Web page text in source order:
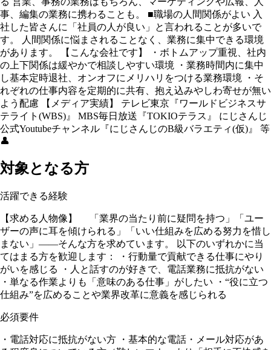
事、編集の業務に携わることも。 ■職場の人間関係がよい 入
社した皆さんに「社員の人が良い」と言われることが多いで
す。 人間関係に悩まされることなく、業務に集中できる環境
があります。 【こんな会社です】 ・ボトムアップ重視、社内
の上下関係は緩やかで相談しやすい環境 ・業務時間内に集中
し基本定時退社、オンオフにメリハリをつける業務環境 ・そ
れぞれの仕事内容を定期的に共有、抱え込みやしわ寄せが無い
よう配慮 【メディア実績】 テレビ東京『ワールドビジネスサ
テライト(WBS)』 MBS毎日放送『TOKIOテラス』 にじさんじ
公式Youtubeチャンネル『にじさんじのB級バラエティ(仮)』 等
👤
対象となる方
活躍できる経験
【求める人物像】 「業界の当たり前に疑問を持つ」「ユー
ザーの声に耳を傾けられる」「いい仕組みを広める努力を惜し
まない」——そんな方を求めています。 以下のいずれかに当
てはまる方を歓迎します： ・行動量で貢献できる仕事にやり
がいを感じる ・人と話すのが好きで、電話業務に抵抗がない
・単なる作業よりも「意味のある仕事」がしたい ・“役に立つ
仕組み”を広めることや業界改革に意義を感じられる
必須要件
・電話対応に抵抗がない方 ・基本的な電話・メール対応があ